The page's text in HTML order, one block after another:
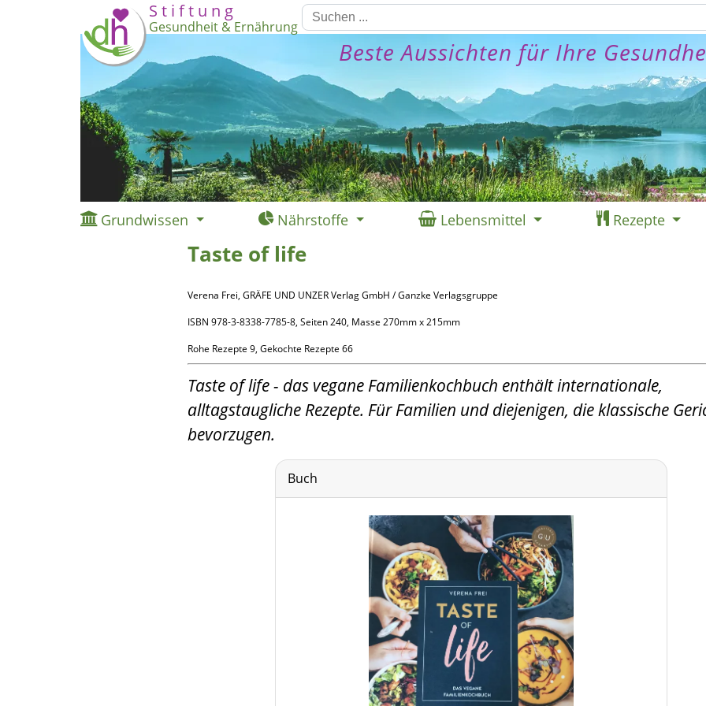
S t i f t u n g
Gesundheit & Ernährung
Beste Aussichten für Ihre
Grundwissen Nährstoffe Lebensmittel Rezepte
Taste of life
Verena Frei, GRÄFE UND UNZER Verlag GmbH / Ganzke Verlagsgruppe
ISBN 978-3-8338-7785-8, Seiten 240, Masse 270mm x 215mm
Rohe Rezepte 9, Gekochte Rezepte 66
Taste of life - das vegane Familienkochbuch enthält internationale,
alltagstaugliche Rezepte. Für Familien und diejenigen, die klassische
bevorzugen.
Buch